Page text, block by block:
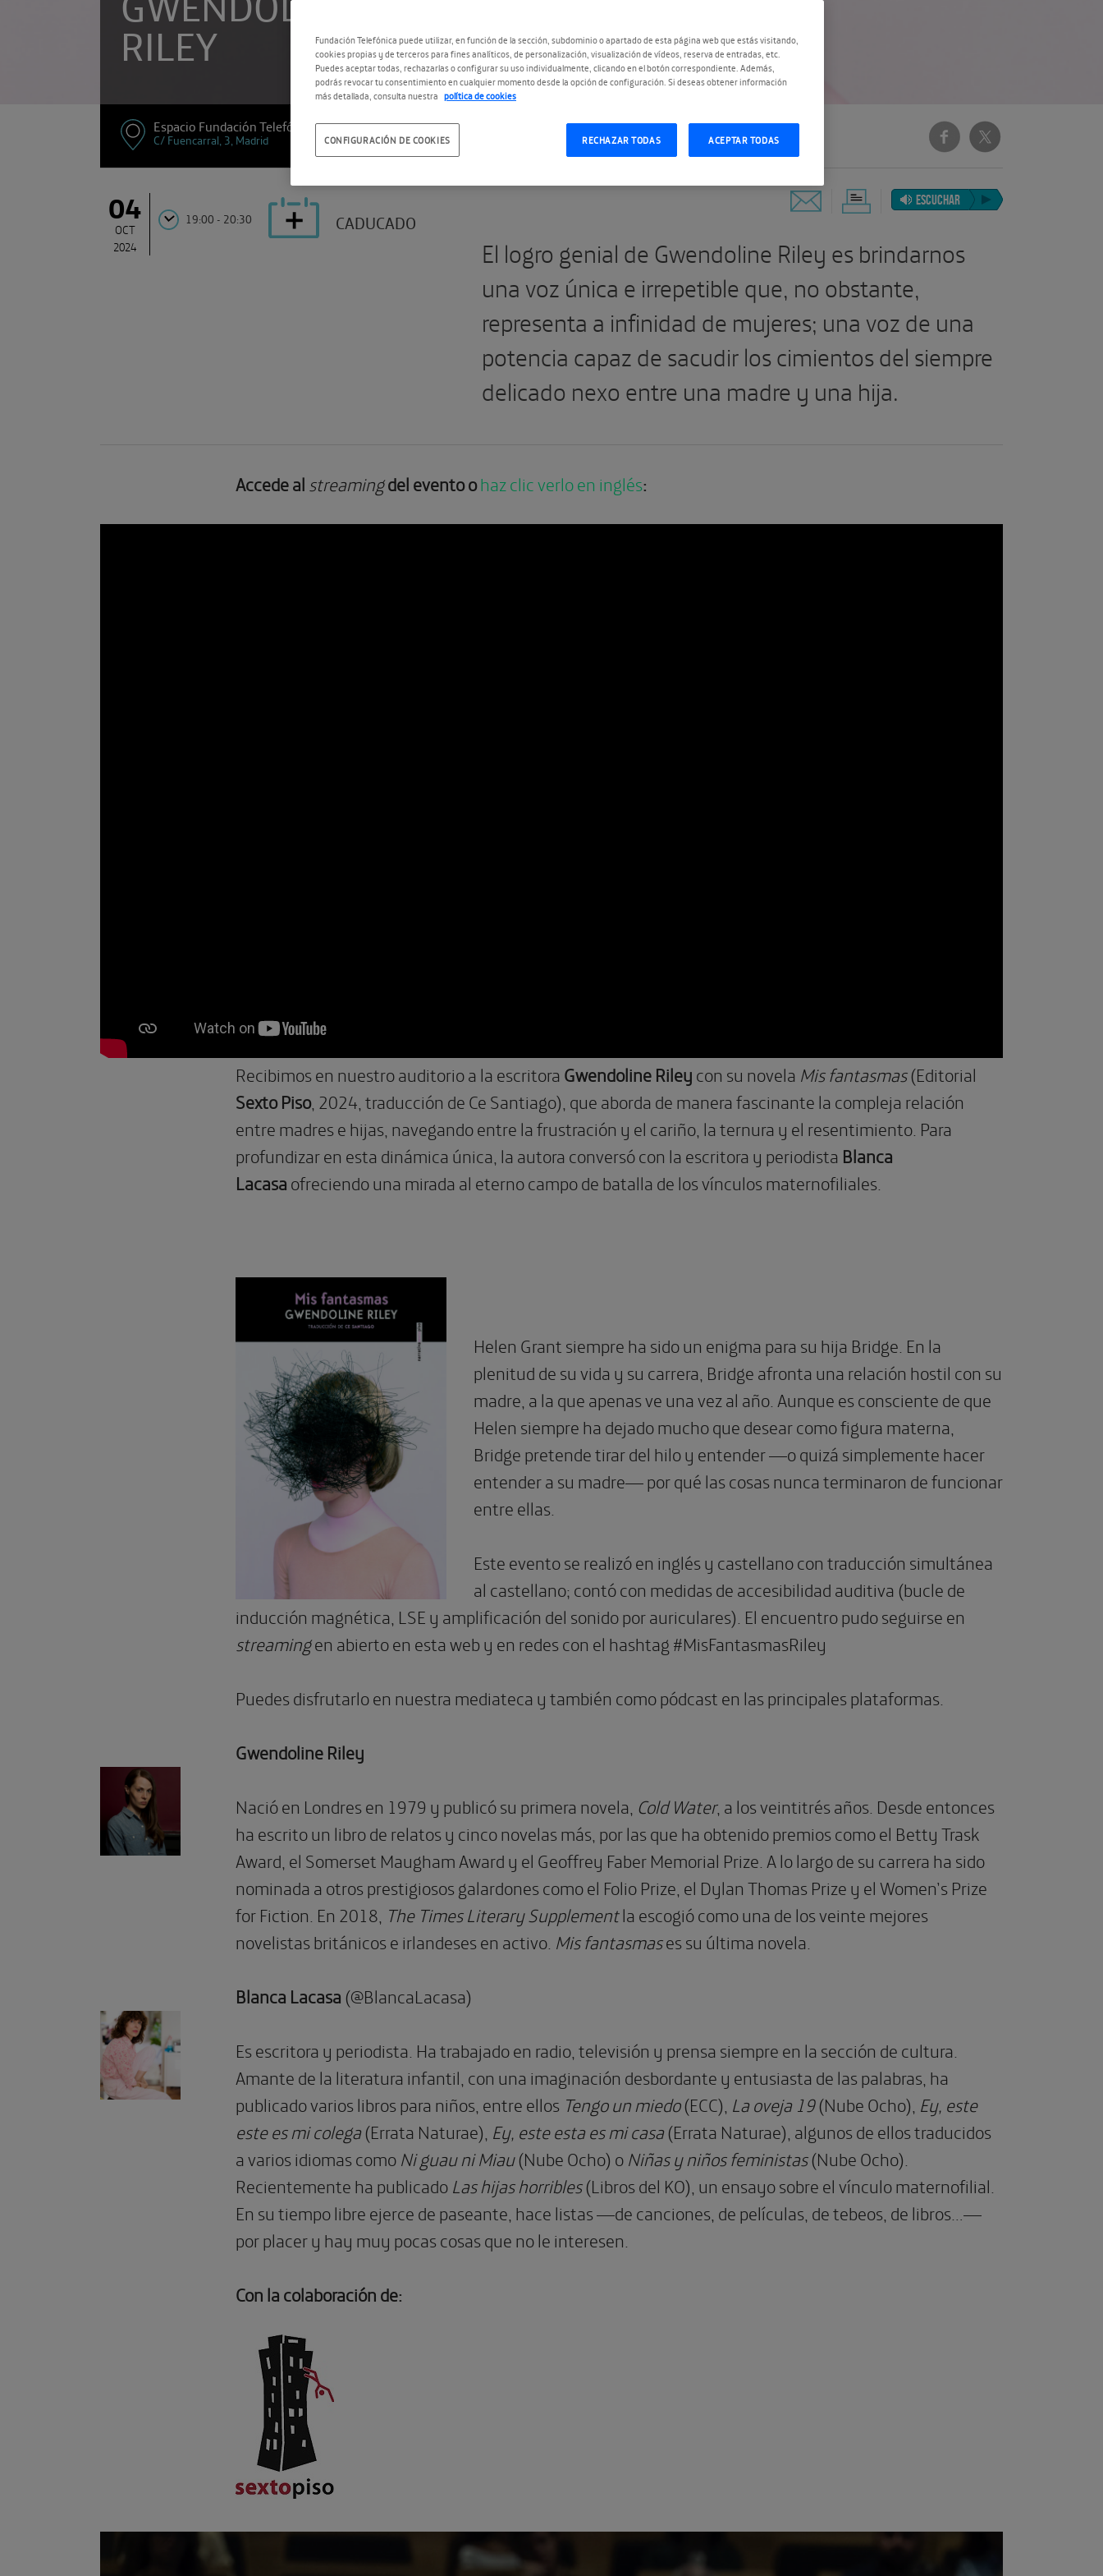
RILEY
Espacio Fundación Telefónica
C/ Fuencarral, 3, Madrid #MisFantasmasRiley
04
OCT
2024
19:00 - 20:30 CADUCADO
ESCUCHAR
El logro genial de Gwendoline Riley es brindarnos
una voz única e irrepetible que, no obstante,
representa a infinidad de mujeres; una voz de una
potencia capaz de sacudir los cimientos del siempre
delicado nexo entre una madre y una hija.
Accede al streamingdel evento ohaz clic verlo en inglés:
Recibimos en nuestro auditorio a la escritora Gwendoline Rileycon su novela Mis fantasmas(Editorial
Sexto Piso, 2024, traducción de Ce Santiago), que aborda de manera fascinante la compleja relación
entre madres e hijas, navegando entre la frustración y el cariño, la ternura y el resentimiento. Para
profundizar en esta dinámica única, la autora conversó con la escritora y periodista Blanca
Lacasaofreciendo una mirada al eterno campo de batalla de los vínculos maternofiliales.
Helen Grant siempre ha sido un enigma para su hija Bridge. En la
plenitud de su vida y su carrera, Bridge afronta una relación hostil con su
madre, a la que apenas ve una vez al año. Aunque es consciente de que
Helen siempre ha dejado mucho que desear como figura materna,
Bridge pretende tirar del hilo y entender —o quizá simplemente hacer
entender a su madre— por qué las cosas nunca terminaron de funcionar
entre ellas.
Este evento se realizó en inglés y castellano con traducción simultánea
al castellano; contó con medidas de accesibilidad auditiva (bucle de
inducción magnética, LSE y amplificación del sonido por auriculares). El encuentro pudo seguirse en
streamingen abierto en esta web y en redes con el hashtag #MisFantasmasRiley
Puedes disfrutarlo en nuestra mediateca y también como pódcast en las principales plataformas.
Gwendoline Riley
Nació en Londres en 1979 y publicó su primera novela, Cold Water, a los veintitrés años. Desde entonces
ha escrito un libro de relatos y cinco novelas más, por las que ha obtenido premios como el Betty Trask
Award, el Somerset Maugham Award y el Geoffrey Faber Memorial Prize. A lo largo de su carrera ha sido
nominada a otros prestigiosos galardones como el Folio Prize, el Dylan Thomas Prize y el Women’s Prize
for Fiction. En 2018, The Times Literary Supplementla escogió como una de los veinte mejores
novelistas británicos e irlandeses en activo. Mis fantasmases su última novela.
Blanca Lacasa(@BlancaLacasa)
Es escritora y periodista. Ha trabajado en radio, televisión y prensa siempre en la sección de cultura.
Amante de la literatura infantil, con una imaginación desbordante y entusiasta de las palabras, ha
publicado varios libros para niños, entre ellos Tengo un miedo(ECC), La oveja 19(Nube Ocho), Ey, este
este es mi colega(Errata Naturae), Ey, este esta es mi casa(Errata Naturae), algunos de ellos traducidos
a varios idiomas comoNi guau ni Miau(Nube Ocho) oNiñas y niños feministas(Nube Ocho).
Recientemente ha publicadoLas hijas horribles(Libros del KO), un ensayo sobre el vínculo maternofilial.
En su tiempo libre ejerce de paseante, hace listas —de canciones, de películas, de tebeos, de libros…—
por placer y hay muy pocas cosas que no le interesen.
Con la colaboración de:
Fundación Telefónica puede utilizar, en función de la sección, subdominio o apartado de esta página web que estás visitando,
cookies propias y de terceros para fines analíticos, de personalización, visualización de vídeos, reserva de entradas, etc.
Puedes aceptar todas, rechazarlas o configurar su uso individualmente, clicando en el botón correspondiente. Además,
podrás revocar tu consentimiento en cualquier momento desde la opción de configuración. Si deseas obtener información
más detallada, consulta nuestra política de cookies
RECHAZAR TODAS ACEPTAR TODAS
CONFIGURACIÓN DE COOKIES